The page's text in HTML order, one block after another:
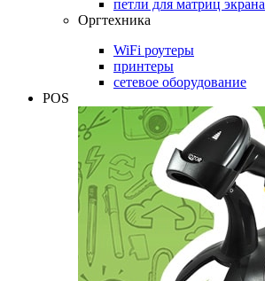
петли для матриц экрана
Оргтехника
WiFi роутеры
принтеры
сетевое оборудование
POS